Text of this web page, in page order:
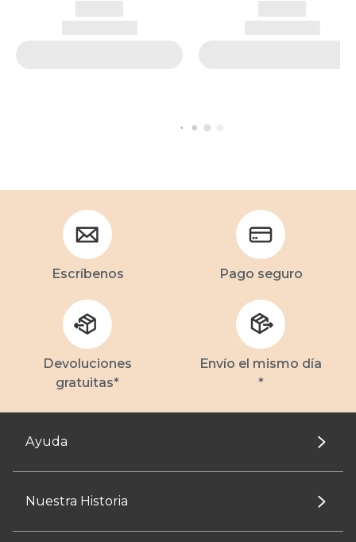
Escríbenos Pago seguro
Devoluciones
gratuitas*
Envío el mismo día
*
Ayuda
Nuestra Historia